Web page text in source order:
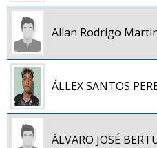
Allan Rodrigo
ÁLLEX SANTOS
ÁLVARO JOSÉ